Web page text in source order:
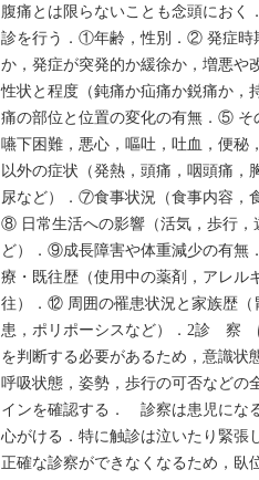
腹痛とは限らないことも念頭にお
診を行う．①年齢，性別．② 発症時
か，発症が突発的か緩徐か，増悪
性状と程度（鈍痛か疝痛か鋭痛か
痛の部位と位置の変化の有無．⑤ そ
嚥下困難，悪心，嘔吐，吐血，便
以外の症状（発熱，頭痛，咽頭痛，
尿など）．⑦食事状況（食事内容，
⑧ 日常生活への影響（活気，歩行，
ど）．⑨成長障害や体重減少の有
療・既往歴（使用中の薬剤，アレル
往）．⑫ 周囲の罹患状況と家族歴（
患，ポリポーシスなど）．2診 察
を判断する必要があるため，意識状
呼吸状態，姿勢，歩行の可否などの
インを確認する． 診察は患児にな
心がける．特に触診は泣いたり緊張
正確な診察ができなくなるため，臥